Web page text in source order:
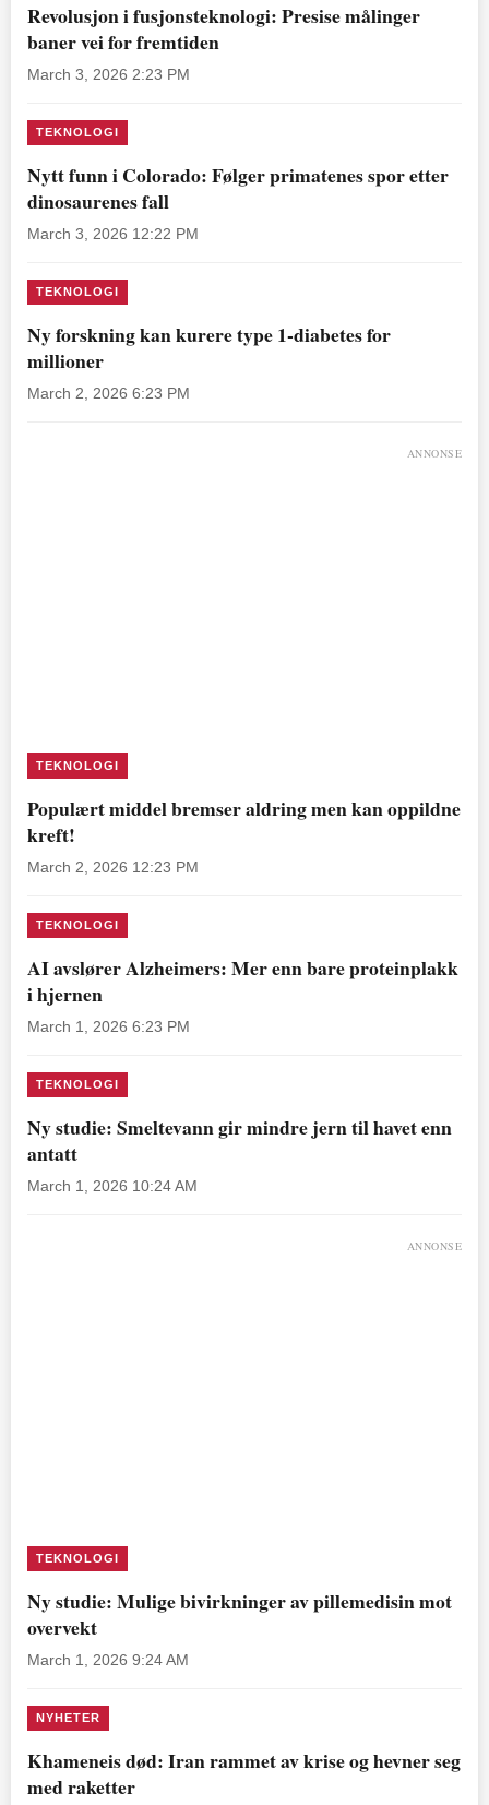
Revolusjon i fusjonsteknologi: Presise målinger
baner vei for fremtiden
March 3, 2026 2:23 PM
TEKNOLOGI
Nytt funn i Colorado: Følger primatenes spor etter
dinosaurenes fall
March 3, 2026 12:22 PM
TEKNOLOGI
Ny forskning kan kurere type 1-diabetes for
millioner
March 2, 2026 6:23 PM
ANNONSE
TEKNOLOGI
Populært middel bremser aldring men kan oppildne
kreft!
March 2, 2026 12:23 PM
TEKNOLOGI
AI avslører Alzheimers: Mer enn bare proteinplakk
i hjernen
March 1, 2026 6:23 PM
TEKNOLOGI
Ny studie: Smeltevann gir mindre jern til havet enn
antatt
March 1, 2026 10:24 AM
ANNONSE
TEKNOLOGI
Ny studie: Mulige bivirkninger av pillemedisin mot
overvekt
March 1, 2026 9:24 AM
NYHETER
Khameneis død: Iran rammet av krise og hevner seg
med raketter